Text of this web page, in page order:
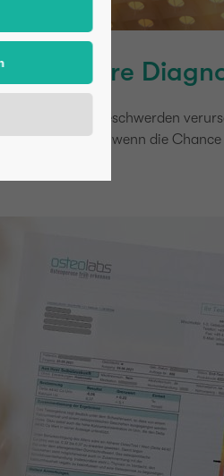
über ihre
Beginn keine Beschwerden
Krankheit – wenn die